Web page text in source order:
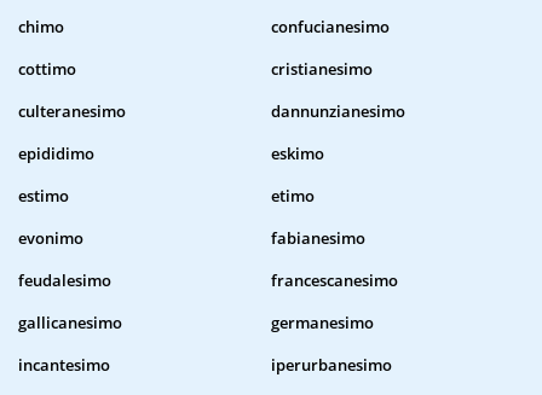
chimo
confucianesimo
cottimo
cristianesimo
culteranesimo
dannunzianesimo
epididimo
eskimo
estimo
etimo
evonimo
fabianesimo
feudalesimo
francescanesimo
gallicanesimo
germanesimo
incantesimo
iperurbanesimo